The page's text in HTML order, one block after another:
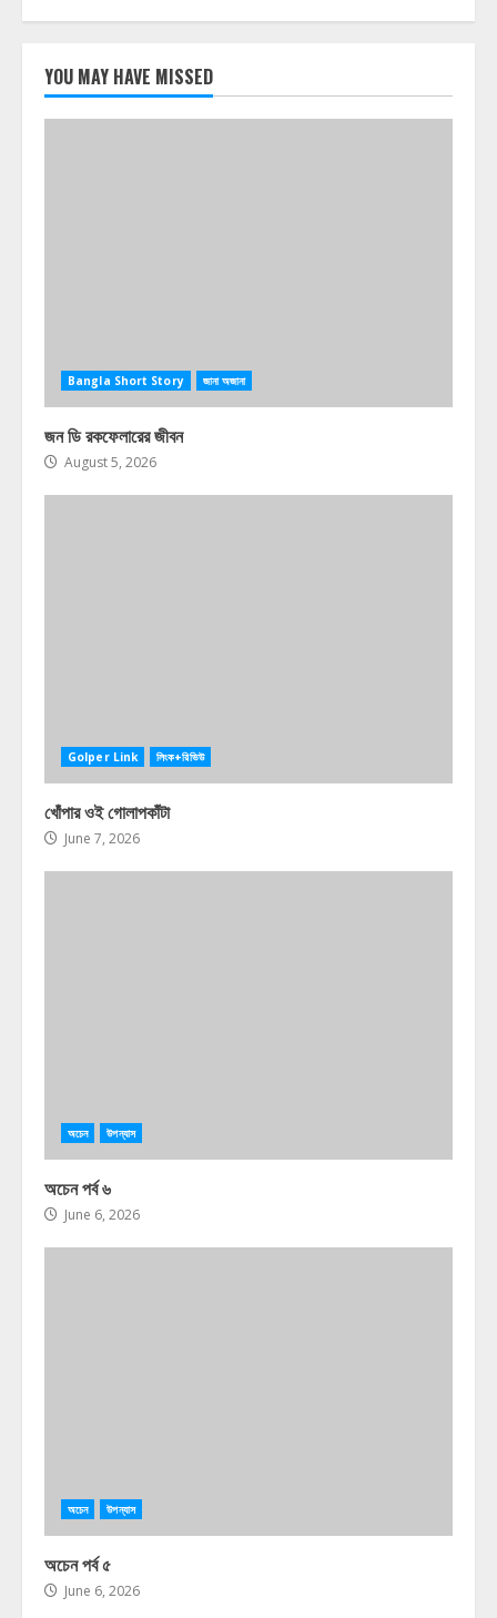
YOU MAY HAVE MISSED
Bangla Short Story জানা অজানা
জন ডি রকফেলারের জীবন
August 5, 2026
Golper Link লিংক+রিভিউ
খোঁপার ওই গোলাপকাঁটা
June 7, 2026
অচেন উপন্যাস
অচেন পর্ব ৬
June 6, 2026
অচেন উপন্যাস
অচেন পর্ব ৫
June 6, 2026